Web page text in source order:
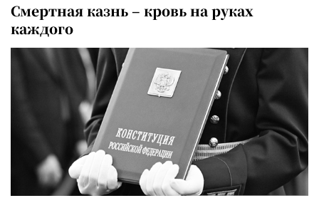
Смертная казнь – кровь на руках
каждого